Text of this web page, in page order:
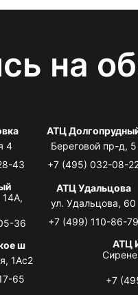
на
4
43
АТЦ
Береговой пр-д, 5
+7 (495) 032-08-
36
АТЦ Удальцова
ул. Удальцова, 60
+7 (499) 110-86-79
ш
1Ас2
65
АТЦ
+7